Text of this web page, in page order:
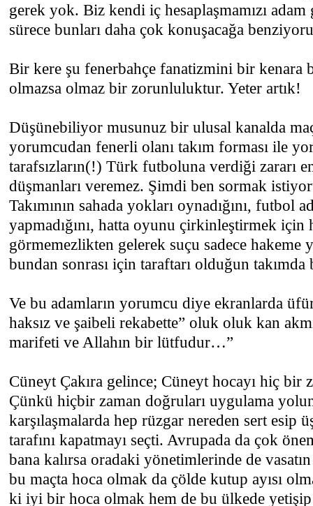
gerek yok. Biz kendi iç hesaplaşmamızı adam
sürece bunları daha çok konuşacağa
Bir kere şu fenerbahçe fanatizmini bir kenara
olmazsa olmaz bir zorunluluktur. Yeter artık!
Düşünebiliyor musunuz bir ulusal kanalda
yorumcudan fenerli olanı takım forması ile
tarafsızların(!) Türk futboluna verdiği zararı
düşmanları veremez. Şimdi ben sormak
Takımının sahada yokları oynadığını, futbol
yapmadığını, hatta oyunu çirkinleştirmek
görmemezlikten gelerek suçu sadece hakeme
bundan sonrası için taraftarı olduğun
Ve bu adamların yorumcu diye ekranlarda
haksız ve şaibeli rekabette” oluk oluk kan
marifeti ve Allahın bir lütfudur…”
Cüneyt Çakıra gelince; Cüneyt hocayı hiç bir
Çünkü hiçbir zaman doğruları uygulama
karşılaşmalarda hep rüzgar nereden sert esip
tarafını kapatmayı seçti. Avrupada da çok
bana kalırsa oradaki yönetimlerinde de
bu maçta hoca olmak da çölde kutup ayısı
ki iyi bir hoca olmak hem de bu ülkede